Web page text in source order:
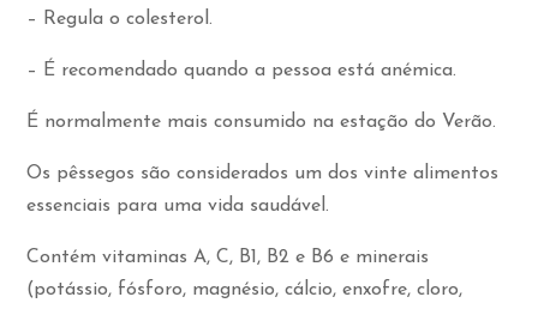
– Regula o colesterol.
– É recomendado quando a pessoa está anémica.
É normalmente mais consumido na estação do Verão.
Os pêssegos são considerados um dos vinte alimentos
essenciais para uma vida saudável.
Contém vitaminas A, C, B1, B2 e B6 e minerais
(potássio, fósforo, magnésio, cálcio, enxofre, cloro,